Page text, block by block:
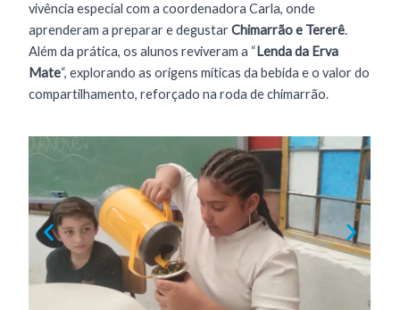
vivência especial com a coordenadora Carla, onde
aprenderam a preparar e degustarChimarrão e Tererê.
Além da prática, os alunos reviveram a “Lenda da Erva
Mate“, explorando as origens míticas da bebida e o valor do
compartilhamento, reforçado na roda de chimarrão.